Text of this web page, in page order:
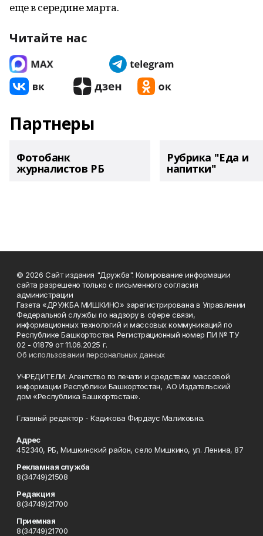
еще в середине марта.
Читайте нас
Партнеры
Фотобанк
журналистов РБ
Рубрика "Еда и
напитки"
© 2026 Сайт издания "Дружба". Копирование информации
сайта разрешено только с письменного согласия
администрации
Газета «ДРУЖБА МИШКИНО» зарегистрирована в Управлении
Федеральной службы по надзору в сфере связи,
информационных технологий и массовых коммуникаций по
Республике Башкортостан. Регистрационный номер ПИ № ТУ
02 - 01879 от 11.06.2025 г.
Об использовании персональных данных
УЧРЕДИТЕЛИ: Агентство по печати и средствам массовой
информации Республики Башкортостан, АО Издательский
дом «Республика Башкортостан».
Главный редактор - Кадикова Фирдаус Маликовна.
Адрес
452340, РБ, Мишкинский район, село Мишкино, ул. Ленина, 87
Рекламная служба
8(34749)21508
Редакция
8(34749)21700
Приемная
8(34749)21700